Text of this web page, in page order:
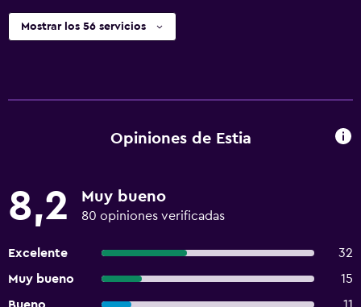
Mostrar los 56 servicios
Opiniones de Estia
8,2 Muy bueno
80 opiniones verificadas
Excelente
32
Muy bueno
15